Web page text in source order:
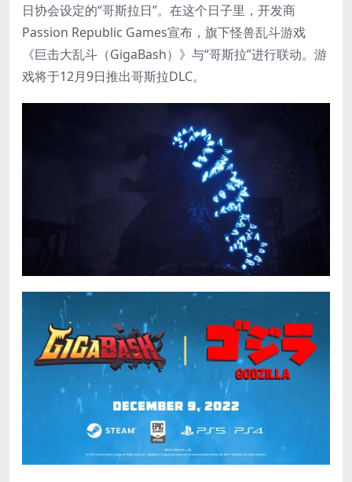
日协会设定的“哥斯拉日”。在这个日子里，开发商
Passion Republic Games宣布，旗下怪兽乱斗游戏
《巨击大乱斗（GigaBash）》与“哥斯拉”进行联动。游
戏将于12月9日推出哥斯拉DLC。